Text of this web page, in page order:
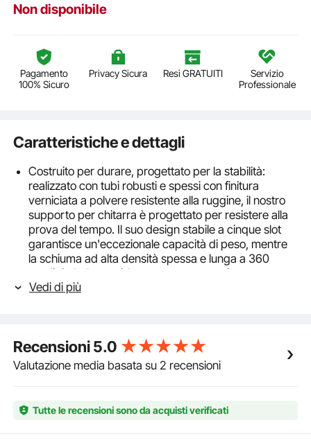
Non disponibile
Pagamento
100% Sicuro
Privacy Sicura Resi GRATUITI
Servizio
Professionale
Caratteristiche e dettagli
Costruito per durare, progettato per la stabilità:
realizzato con tubi robusti e spessi con finitura
verniciata a polvere resistente alla ruggine, il nostro
supporto per chitarra è progettato per resistere alla
prova del tempo. Il suo design stabile a cinque slot
garantisce un'eccezionale capacità di peso, mentre
la schiuma ad alta densità spessa e lunga a 360
gradi rimbalza rapidamente sotto pressione,
adattandosi perfettamente alla tua chitarra.
per evitare graffi. Dotato di un perno di sicurezza per
evitare che la chitarra si ribalti in avanti, il suo design
gli spettacoli.
Design pieghevole in un unico pezzo: sperimenta una
Vedi di più
Recensioni5.0
Valutazione media basata su 2 recensioni
Tutte le recensioni sono da acquisti verificati